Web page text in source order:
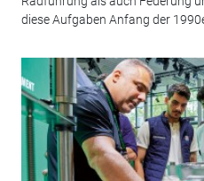
diese Aufgaben Anfang der